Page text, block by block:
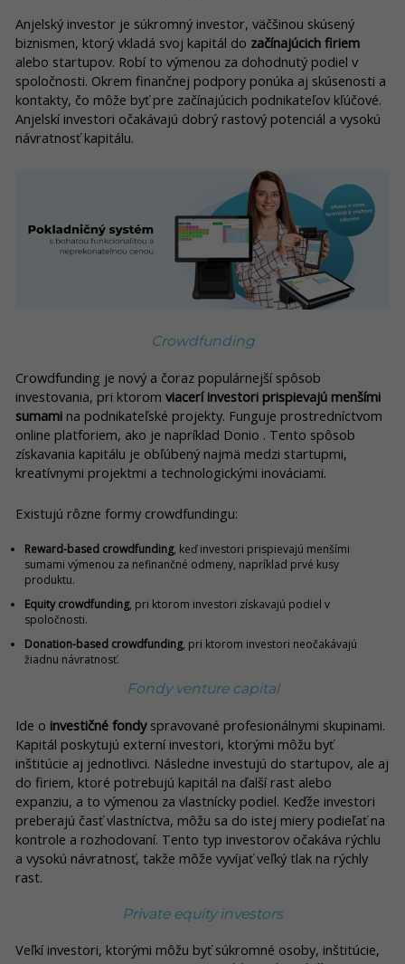
Anjelský investor je súkromný investor, väčšinou skúsený
biznismen, ktorý vkladá svoj kapitál do začínajúcich firiem
alebo startupov. Robí to výmenou za dohodnutý podiel v
spoločnosti. Okrem finančnej podpory ponúka aj skúsenosti a
kontakty, čo môže byť pre začínajúcich podnikateľov kľúčové.
Anjelskí investori očakávajú dobrý rastový potenciál a vysokú
návratnosť kapitálu.
Crowdfunding
Crowdfunding je nový a čoraz populárnejší spôsob
investovania, pri ktorom viacerí investori prispievajú menšími
sumami na podnikateľské projekty. Funguje prostredníctvom
online platforiem, ako je napríklad Donio . Tento spôsob
získavania kapitálu je obľúbený najmä medzi startupmi,
kreatívnymi projektmi a technologickými inováciami.
Existujú rôzne formy crowdfundingu:
Reward-based crowdfunding, keď investori prispievajú menšími
sumami výmenou za nefinančné odmeny, napríklad prvé kusy
produktu.
Equity crowdfunding, pri ktorom investori získavajú podiel v
spoločnosti.
Donation-based crowdfunding, pri ktorom investori neočakávajú
žiadnu návratnosť.
Fondy venture capital
Ide o investičné fondyspravované profesionálnymi skupinami.
Kapitál poskytujú externí investori, ktorými môžu byť
inštitúcie aj jednotlivci. Následne investujú do startupov, ale aj
do firiem, ktoré potrebujú kapitál na ďalší rast alebo
expanziu, a to výmenou za vlastnícky podiel. Keďže investori
preberajú časť vlastníctva, môžu sa do istej miery podieľať na
kontrole a rozhodovaní. Tento typ investorov očakáva rýchlu
a vysokú návratnosť, takže môže vyvíjať veľký tlak na rýchly
rast.
Private equity investors
Veľkí investori, ktorými môžu byť súkromné osoby, inštitúcie,